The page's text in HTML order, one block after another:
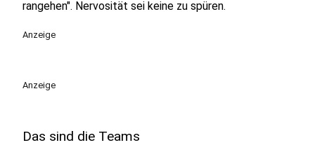
rangehen". Nervosität sei keine zu spüren.
Anzeige
Anzeige
Das sind die Teams